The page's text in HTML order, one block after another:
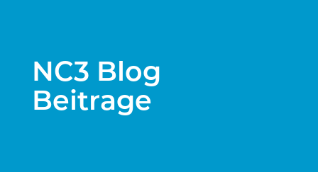
NC3 Blog
Beitrage